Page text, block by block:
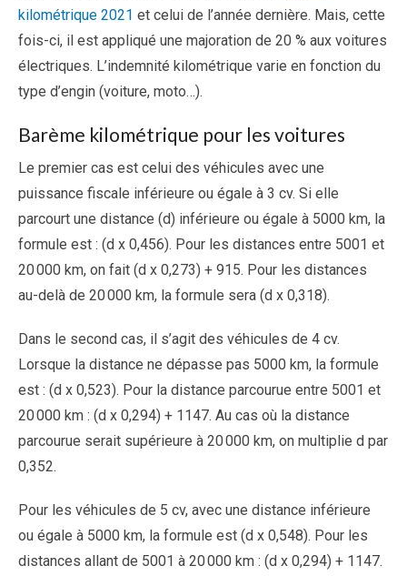
kilométrique 2021 et celui de l’année dernière. Mais, cette
fois-ci, il est appliqué une majoration de 20 % aux voitures
électriques. L’indemnité kilométrique varie en fonction du
type d’engin (voiture, moto…).
Barème kilométrique pour les voitures
Le premier cas est celui des véhicules avec une
puissance fiscale inférieure ou égale à 3 cv. Si elle
parcourt une distance (d) inférieure ou égale à 5000 km, la
formule est : (d x 0,456). Pour les distances entre 5001 et
20 000 km, on fait (d x 0,273) + 915. Pour les distances
au-delà de 20 000 km, la formule sera (d x 0,318).
Dans le second cas, il s’agit des véhicules de 4 cv.
Lorsque la distance ne dépasse pas 5000 km, la formule
est : (d x 0,523). Pour la distance parcourue entre 5001 et
20 000 km : (d x 0,294) + 1147. Au cas où la distance
parcourue serait supérieure à 20 000 km, on multiplie d par
0,352.
Pour les véhicules de 5 cv, avec une distance inférieure
ou égale à 5000 km, la formule est (d x 0,548). Pour les
distances allant de 5001 à 20 000 km : (d x 0,294) + 1147.